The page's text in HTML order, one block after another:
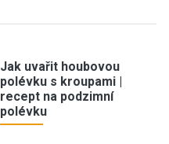
Jak uvařit houbovou
polévku s kroupami |
recept na podzimní
polévku